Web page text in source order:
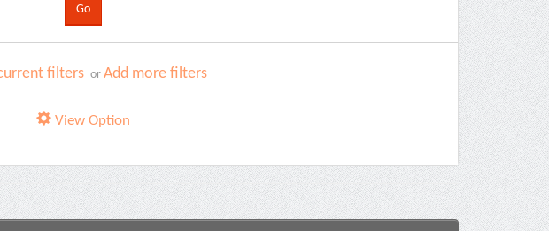
filters orAdd more filters
View Option